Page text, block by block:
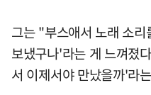
그는 "부스애서 노래 소
보냈구나'라는 게 느껴졌
서 이제서야 만났을까'라